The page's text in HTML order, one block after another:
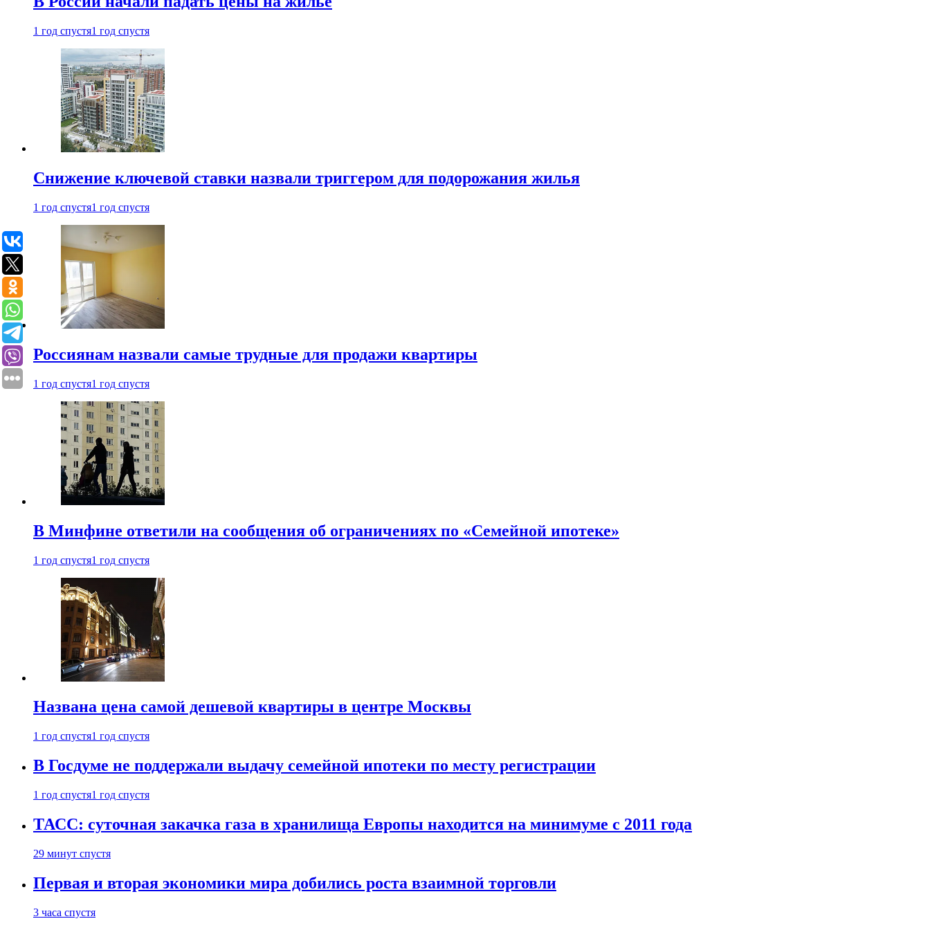
1 год спустя1 год спустя
Снижение ключевой ставки назвали триггером для подорожания жилья
1 год спустя1 год спустя
Россиянам назвали самые трудные для продажи квартиры
1 год спустя1 год спустя
В Минфине ответили на сообщения об ограничениях по «Семейной ипотеке»
1 год спустя1 год спустя
Названа цена самой дешевой квартиры в центре Москвы
1 год спустя1 год спустя
В Госдуме не поддержали выдачу семейной ипотеки по месту регистрации
1 год спустя1 год спустя
ТАСС: суточная закачка газа в хранилища Европы находится на минимуме с 2011 года
29 минут спустя
Первая и вторая экономики мира добились роста взаимной торговли
3 часа спустя